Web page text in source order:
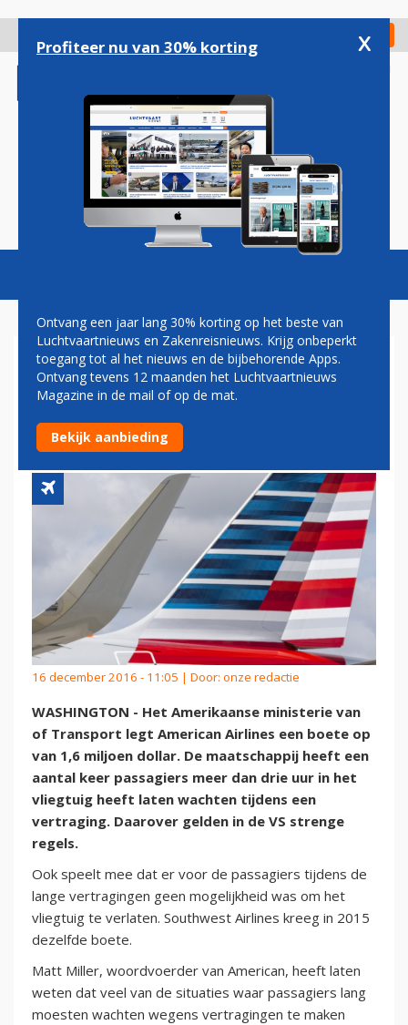
gaan
Check in
Magazine Podcasts Vacatures
AMERICAN AIRLINES KRIJGT
BOETE WEGENS
VERTRAGINGEN
16 december 2016 - 11:05 | Door: onze redactie
WASHINGTON - Het Amerikaanse ministerie van
of Transport legt American Airlines een boete op
van 1,6 miljoen dollar. De maatschappij heeft een
aantal keer passagiers meer dan drie uur in het
vliegtuig heeft laten wachten tijdens een
vertraging. Daarover gelden in de VS strenge
regels.
Ook speelt mee dat er voor de passagiers tijdens de
lange vertragingen geen mogelijkheid was om het
vliegtuig te verlaten. Southwest Airlines kreeg in 2015
dezelfde boete.
Matt Miller, woordvoerder van American, heeft laten
weten dat veel van de situaties waar passagiers lang
moesten wachten wegens vertragingen te maken
Profiteer nu van 30% korting x
Ontvang een jaar lang 30% korting op het beste van
Luchtvaartnieuws en Zakenreisnieuws. Krijg onbeperkt
toegang tot al het nieuws en de bijbehorende Apps.
Ontvang tevens 12 maanden het Luchtvaartnieuws
Magazine in de mail of op de mat.
Bekijk aanbieding